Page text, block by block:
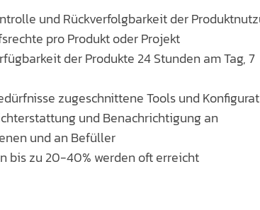
und Rückverfolgbarkeit der
pro Produkt oder Projekt
der Produkte 24 Stunden am Tag, 7
zugeschnittene Tools und
und Benachrichtigung an
und an Befüller
bis zu 20-40% werden oft erreicht